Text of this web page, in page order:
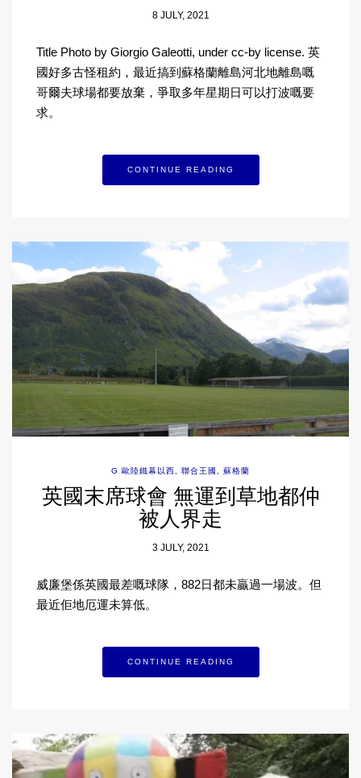
8 JULY, 2021
Title Photo by Giorgio Galeotti, under cc-by license. 英
國好多古怪租約，最近搞到蘇格蘭離島河北地離島嘅
哥爾夫球場都要放棄，爭取多年星期日可以打波嘅要
求。
CONTINUE READING
G 歐陸鐵幕以西 聯合王國 蘇格蘭
英國末席球會 無運到草地都仲
被人界走
3 JULY, 2021
威廉堡係英國最差嘅球隊，882日都未贏過一場波。但
最近佢地厄運未算低。
CONTINUE READING